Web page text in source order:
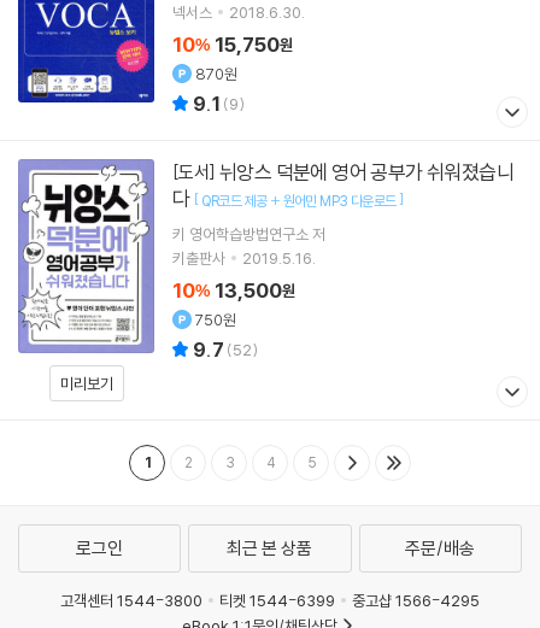
넥서스
2018.6.30.
10% 15,750원
870원
9.1 (9)
미리보기
[도서]
다 [ QR코드 제공 + 원어민 MP3 다운로드 ]
키 영어학습방법연구소 저
키출판사
2019.5.16.
10% 13,500원
750원
9.7 (52)
1 2 3 4 5
로그인 최근 본 상품 주문/배송
고객센터 1544-3800 티켓 1544-6399
중고샵 1566-4295